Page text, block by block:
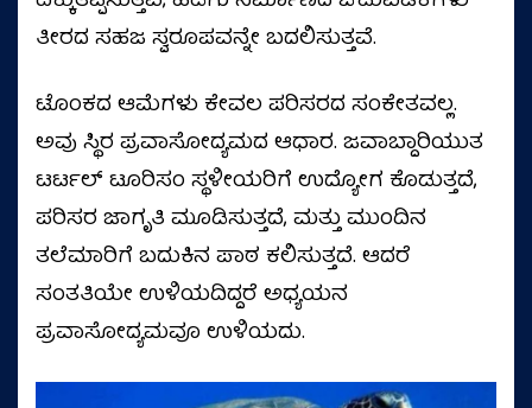
ತೀರದ ಸಹಜ ಸ್ವರೂಪವನ್ನೇ ಬದಲಿಸುತ್ತವೆ.
ಟೊಂಕದ ಆಮೆಗಳು ಕೇವಲ ಪರಿಸರದ ಸಂಕೇತವಲ್ಲ.
ಅವು ಸ್ಥಿರ ಪ್ರವಾಸೋದ್ಯಮದ ಆಧಾರ. ಜವಾಬ್ದಾರಿಯುತ
ಟರ್ಟಲ್ ಟೂರಿಸಂ ಸ್ಥಳೀಯರಿಗೆ ಉದ್ಯೋಗ ಕೊಡುತ್ತದೆ,
ಪರಿಸರ ಜಾಗೃತಿ ಮೂಡಿಸುತ್ತದೆ, ಮತ್ತು ಮುಂದಿನ
ತಲೆಮಾರಿಗೆ ಬದುಕಿನ ಪಾಠ ಕಲಿಸುತ್ತದೆ. ಆದರೆ
ಸಂತತಿಯೇ ಉಳಿಯದಿದ್ದರೆ ಅಧ್ಯಯನ
ಪ್ರವಾಸೋದ್ಯಮವೂ ಉಳಿಯದು.